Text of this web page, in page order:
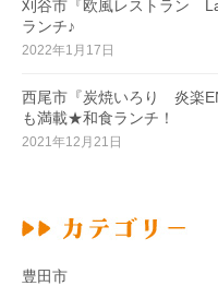
刈谷市『欧風レストラン
ランチ♪
2022年1月17日
西尾市『炭焼いろり 炎楽
も満載★和食ランチ！
2021年12月21日
豊田市